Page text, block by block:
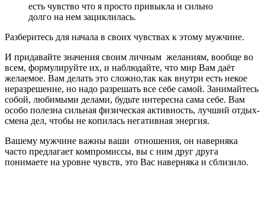
есть чувство что я просто привыкла и сильно
долго на нем зациклилась.
Разберитесь для начала в своих чувствах к этому мужчине.
И придавайте значения своим личным желаниям, вообще во
всем, формулируйте их, и наблюдайте, что мир Вам даёт
желаемое. Вам делать это сложно,так как внутри есть некое
неразрешение, но надо разрешать все себе самой. Занимайтесь
собой, любимыми делами, будьте интересна сама себе. Вам
особо полезна сильная физическая активность, лучший отдых-
смена дел, чтобы не копилась негативная энергия.
Вашему мужчине важны ваши отношения, он наверняка
часто предлагает компромиссы, вы с ним друг друга
понимаете на уровне чувств, это Вас наверняка и сблизило.